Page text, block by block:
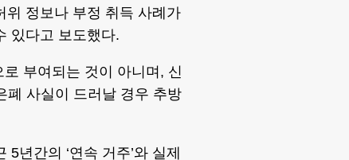
위 정보나 부정 취득 사례가
있다고 보도했다.
부여되는 것이 아니며, 신
폐 사실이 드러날 경우 추방
년간의 ‘연속 거주’와 실제